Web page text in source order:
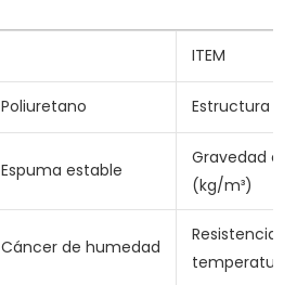
ITEM
Poliuretano Estructura
Espuma estable
Gravedad
(kg/m³)
Cáncer de humedad
Resistencia